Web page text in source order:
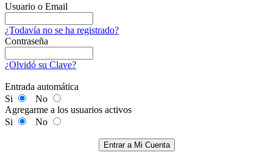
Usuario o Email
¿Todavía no se ha registrado?
Contraseña
¿Olvidó su Clave?
Entrada automática
Si
No
Agregarme a los usuarios activos
Si
No
Entrar a Mi Cuenta